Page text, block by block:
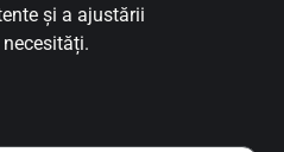
și a ajustării